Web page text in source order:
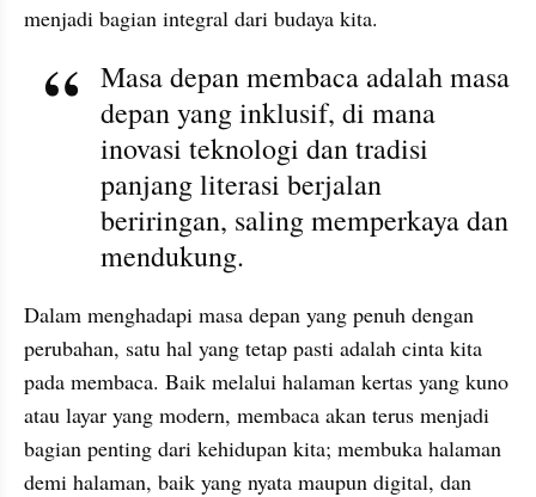
menjadi bagian integral dari budaya kita.
Masa depan membaca adalah masa
depan yang inklusif, di mana
inovasi teknologi dan tradisi
panjang literasi berjalan
beriringan, saling memperkaya dan
mendukung.
Dalam menghadapi masa depan yang penuh dengan
perubahan, satu hal yang tetap pasti adalah cinta kita
pada membaca. Baik melalui halaman kertas yang kuno
atau layar yang modern, membaca akan terus menjadi
bagian penting dari kehidupan kita; membuka halaman
demi halaman, baik yang nyata maupun digital, dan